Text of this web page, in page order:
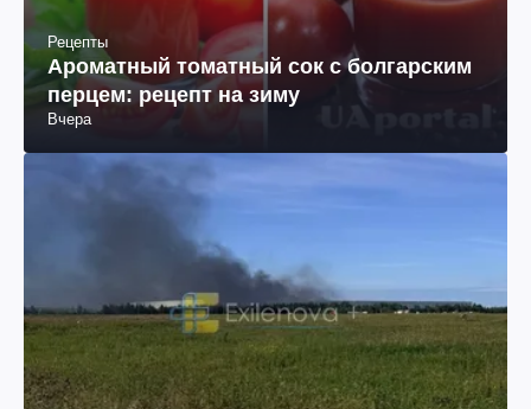
Рецепты
Ароматный томатный сок с болгарским
перцем: рецепт на зиму
Вчера